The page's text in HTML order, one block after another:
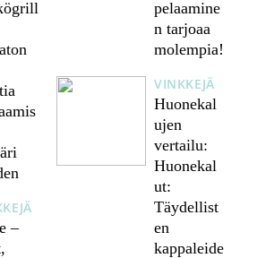
–
pelaamine
n tarjoaa
molempia!
VINKKEJÄ
Huonekal
ujen
vertailu:
Huonekal
ut:
Täydellist
en
kappaleide